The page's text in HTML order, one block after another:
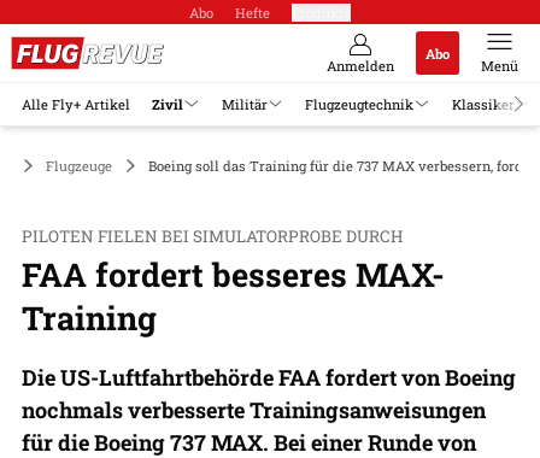
Abo Hefte
Anmelden
Abo
Menü
Alle Fly+ Artikel Zivil Militär Flugzeugtechnik Klassiker
Flugzeuge Boeing soll das Training für die 737 MAX verbessern,
PILOTEN FIELEN BEI SIMULATORPROBE DURCH
FAA fordert besseres MAX-
Training
Die US-Luftfahrtbehörde FAA fordert von Boeing
nochmals verbesserte Trainingsanweisungen
für die Boeing 737 MAX. Bei einer Runde von